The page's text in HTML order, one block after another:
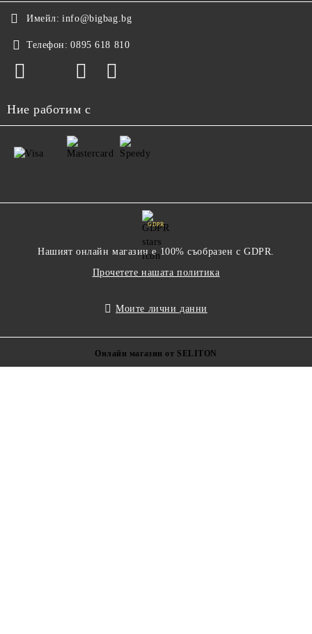
Имейл: info@bigbag.bg
Телефон: 0895 618 810
Ние работим с
GDPR
Нашият онлайн магазин е 100% съобразен с GDPR.
Прочетете нашата политика
Моите лични данни
Онлайн магазин от SELITON